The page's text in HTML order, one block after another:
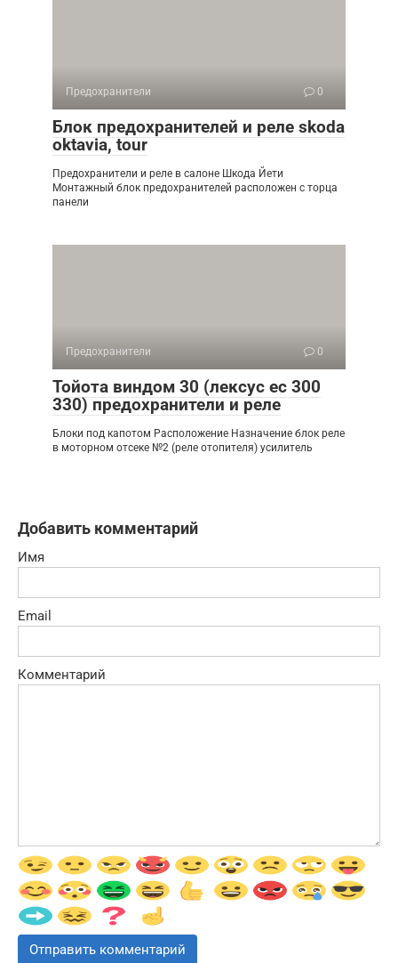
Предохранители 0
Блок предохранителей и реле skoda
oktavia, tour
Предохранители и реле в салоне Шкода Йети
Монтажный блок предохранителей расположен с торца
панели
Предохранители 0
Тойота виндом 30 (лексус ес 300
330) предохранители и реле
Блоки под капотом Расположение Назначение блок реле
в моторном отсеке №2 (реле отопителя) усилитель
Добавить комментарий
Имя
Email
Комментарий